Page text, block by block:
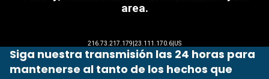
Siga nuestra transmisión las 24 horas para
mantenerse al tanto de los hechos que